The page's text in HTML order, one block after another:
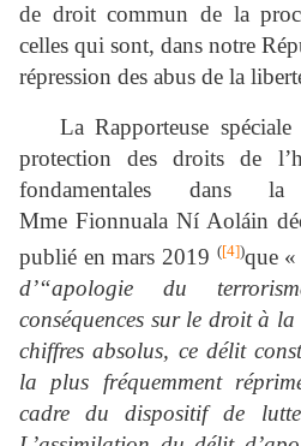
de droit commun de la
celles qui sont, dans notre
répression des abus de la
La Rapporteuse
protection des droits de
fondamentales dans
Mme Fionnuala Ní Aoláin
publié en mars 2019 ([4])que «
d’“apologie du
conséquences sur le droit à la
chiffres absolus, ce délit
la plus fréquemment
cadre du dispositif de